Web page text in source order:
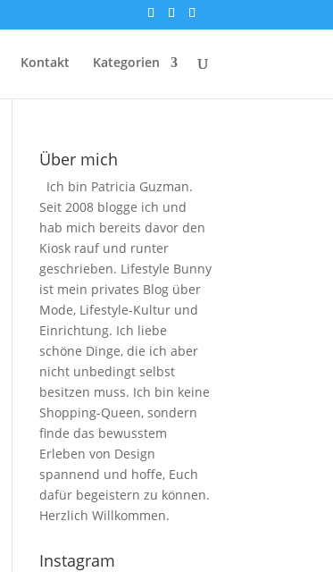
Kontakt Kategorien
Über mich
Ich bin Patricia Guzman.
Seit 2008 blogge ich und
hab mich bereits davor den
Kiosk rauf und runter
geschrieben. Lifestyle Bunny
ist mein privates Blog über
Mode, Lifestyle-Kultur und
Einrichtung. Ich liebe
schöne Dinge, die ich aber
nicht unbedingt selbst
besitzen muss. Ich bin keine
Shopping-Queen, sondern
finde das bewusstem
Erleben von Design
spannend und hoffe, Euch
dafür begeistern zu können.
Herzlich Willkommen.
Instagram